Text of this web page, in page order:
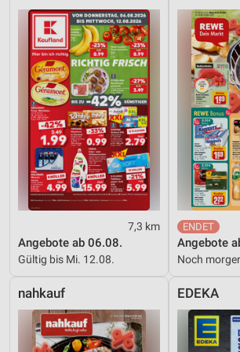
7,3 km
Angebote ab 06.08.
Gültig bis Mi. 12.08.
Angebote
Noch
nahkauf EDEKA
Verwendung von Profilen zur Auswahl
personalisierter Inhalte
Messung der Werbeleistung
Messung der Performance von Inhalten
Analyse von Zielgruppen durch Statistiken
Kombinationen von Daten aus
Quellen
Entwicklung und Verbesserung der
Verwendung reduzierter Daten zur
IAB-Besonderheiten:
Geräte anhand von aktiv angeforderten
Informationen identifizieren
Nicht-IAB-Verarbeitungszwecke: